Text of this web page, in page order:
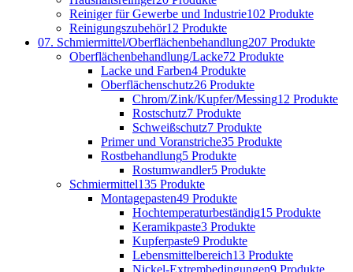
Reiniger für Gewerbe und Industrie102 Produkte
Reinigungszubehör12 Produkte
07. Schmiermittel/Oberflächenbehandlung207 Produkte
Oberflächenbehandlung/Lacke72 Produkte
Lacke und Farben4 Produkte
Oberflächenschutz26 Produkte
Chrom/Zink/Kupfer/Messing12 Produkte
Rostschutz7 Produkte
Schweißschutz7 Produkte
Primer und Voranstriche35 Produkte
Rostbehandlung5 Produkte
Rostumwandler5 Produkte
Schmiermittel135 Produkte
Montagepasten49 Produkte
Hochtemperaturbeständig15 Produkte
Keramikpaste3 Produkte
Kupferpaste9 Produkte
Lebensmittelbereich13 Produkte
Nickel-Extrembedingungen9 Produkte